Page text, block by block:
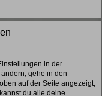
in der
gehe in den
auf der Seite angezeigt,
du alle deine